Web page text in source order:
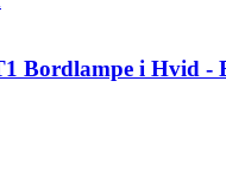
Bordlampe i Hvid -